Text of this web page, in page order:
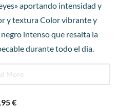
aportando intensidad y
y textura Color vibrante y
intenso que resalta la
durante todo el día.
More
€